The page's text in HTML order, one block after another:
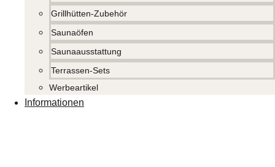
Grillhütten-Zubehör
Saunaöfen
Saunaausstattung
Terrassen-Sets
Werbeartikel
Informationen